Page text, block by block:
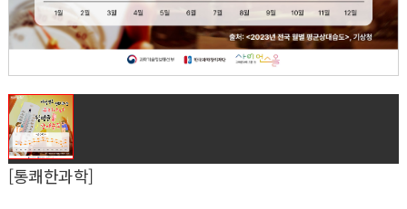
[통쾌한과학]